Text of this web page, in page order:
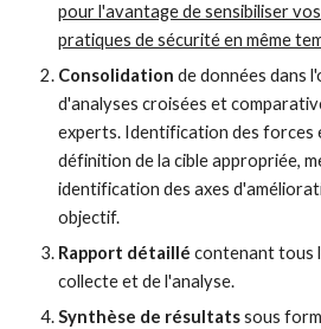
pour l'avantage de sensibiliser
pratiques de sécurité en même
Consolidation de données dans
d'analyses croisées et
experts. Identification des forces
définition de la cible appropriée,
identification des axes
objectif.
Rapport détaillé contenant tous
collecte et de l'analyse.
Synthèse de résultats sous